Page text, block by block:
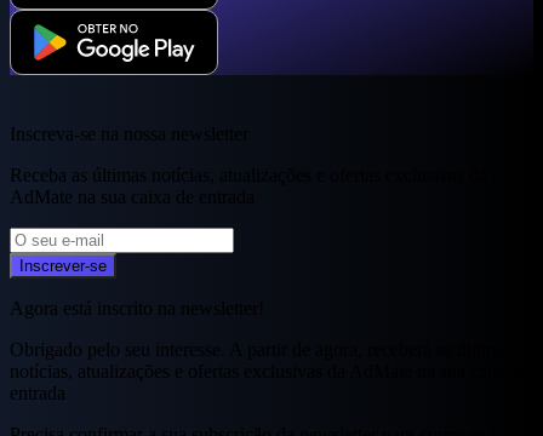
Inscreva-se na nossa newsletter
Receba as últimas notícias, atualizações e ofertas exclusivas da
AdMate na sua caixa de entrada
Inscrever-se
Agora está inscrito na newsletter!
Obrigado pelo seu interesse. A partir de agora, receberá as últimas
notícias, atualizações e ofertas exclusivas da AdMate na sua caixa de
entrada